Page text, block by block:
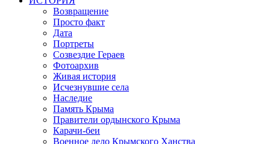
Возвращение
Просто факт
Дата
Портреты
Созвездие Гераев
Фотоархив
Живая история
Исчезнувшие села
Наследие
Память Крыма
Правители ордынского Крыма
Карачи-беи
Военное дело Крымского Ханства